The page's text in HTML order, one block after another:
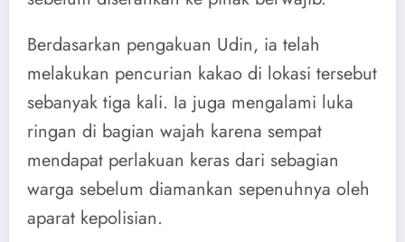
Berdasarkan pengakuan Udin, ia telah
melakukan pencurian kakao di lokasi tersebut
sebanyak tiga kali. Ia juga mengalami luka
ringan di bagian wajah karena sempat
mendapat perlakuan keras dari sebagian
warga sebelum diamankan sepenuhnya oleh
aparat kepolisian.